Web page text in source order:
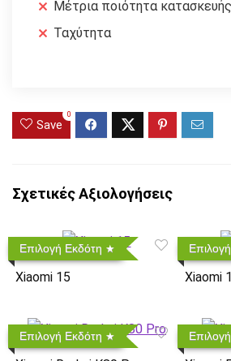
Μέτρια ποιότητα κατασκευής
Ταχύτητα
Save
0
Σχετικές Αξιολογήσεις
Επιλογή Εκδότη
Xiaomi 15 Xiaomi
Επιλογή Εκδότη